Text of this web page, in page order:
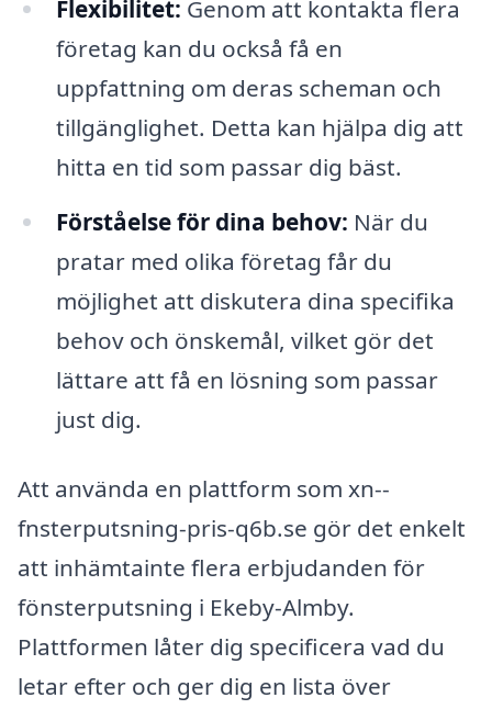
Flexibilitet: Genom att kontakta flera
företag kan du också få en
uppfattning om deras scheman och
tillgänglighet. Detta kan hjälpa dig att
hitta en tid som passar dig bäst.
Förståelse för dina behov: När du
pratar med olika företag får du
möjlighet att diskutera dina specifika
behov och önskemål, vilket gör det
lättare att få en lösning som passar
just dig.
Att använda en plattform som xn--
fnsterputsning-pris-q6b.se gör det enkelt
att inhämtainte flera erbjudanden för
fönsterputsning i Ekeby-Almby.
Plattformen låter dig specificera vad du
letar efter och ger dig en lista över